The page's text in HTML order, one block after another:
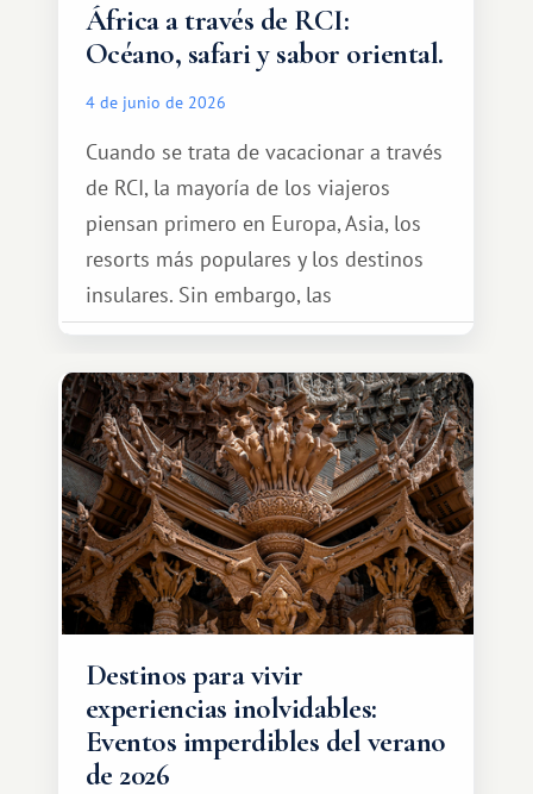
África a través de RCI:
Océano, safari y sabor oriental.
4 de junio de 2026
Cuando se trata de vacacionar a través
de RCI, la mayoría de los viajeros
piensan primero en Europa, Asia, los
resorts más populares y los destinos
insulares. Sin embargo, las
oportunidades que ofrece el sistema
de intercambio son mucho más
amplias. Entre ellas se encuentra
África, un continente que ofrece una
experiencia de viaje completamente
diferente.
Destinos para vivir
experiencias inolvidables:
Eventos imperdibles del verano
de 2026